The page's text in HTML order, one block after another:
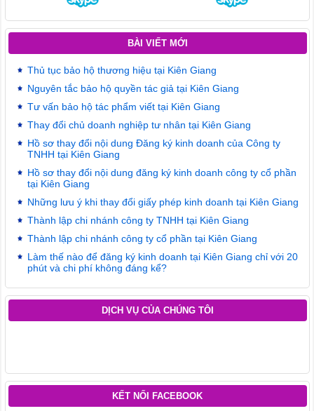
BÀI VIẾT MỚI
Thủ tục bảo hộ thương hiệu tại Kiên Giang
Nguyên tắc bảo hộ quyền tác giả tại Kiên Giang
Tư vấn bảo hộ tác phẩm viết tại Kiên Giang
Thay đổi chủ doanh nghiệp tư nhân tại Kiên Giang
Hồ sơ thay đổi nội dung Đăng ký kinh doanh của Công ty
TNHH tại Kiên Giang
Hồ sơ thay đổi nội dung đăng ký kinh doanh công ty cổ phần
tại Kiên Giang
Những lưu ý khi thay đổi giấy phép kinh doanh tại Kiên Giang
Thành lập chi nhánh công ty TNHH tại Kiên Giang
Thành lập chi nhánh công ty cổ phần tại Kiên Giang
Làm thế nào để đăng ký kinh doanh tại Kiên Giang chỉ với 20
phút và chi phí không đáng kể?
DỊCH VỤ CỦA CHÚNG TÔI
KẾT NỐI FACEBOOK